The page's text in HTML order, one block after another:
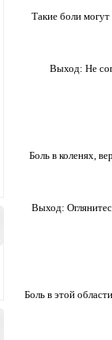
Такие боли
Выход: Не
Боль в коленях,
Выход:
Боль в этой